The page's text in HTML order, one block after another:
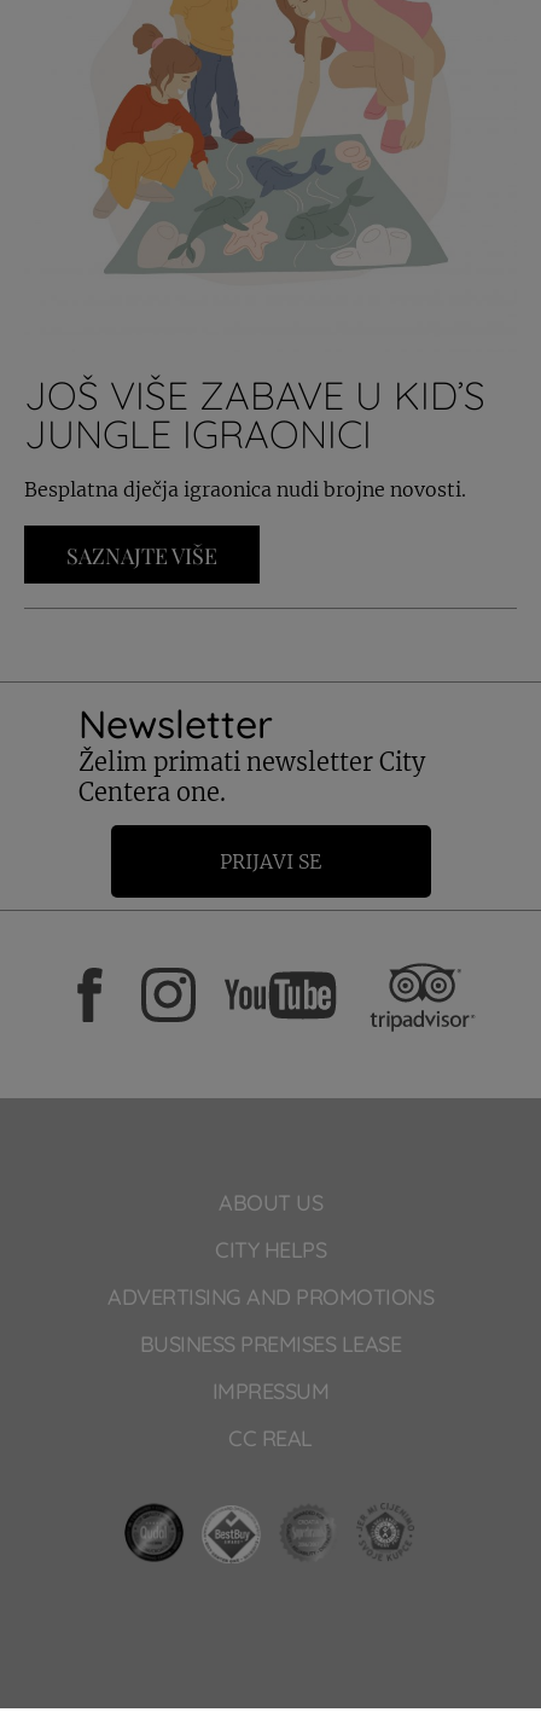
JOŠ VIŠE ZABAVE U KID’S
JUNGLE IGRAONICI
Besplatna dječja igraonica nudi brojne novosti.
SAZNAJTE VIŠE
Newsletter
Želim primati newsletter City
Centera one.
PRIJAVI SE
ABOUT US
CITY HELPS
ADVERTISING AND PROMOTIONS
BUSINESS PREMISES LEASE
IMPRESSUM
CC REAL